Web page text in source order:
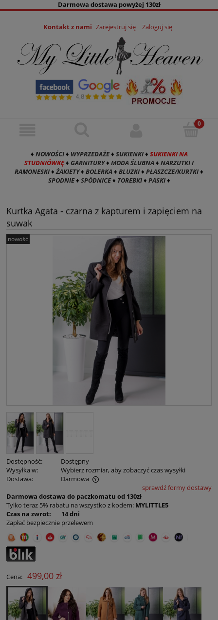
Darmowa dostawa powyżej 130zł
Kontakt z nami Zarejestruj się Zaloguj się
♦ NOWOŚCI♦ WYPRZEDAŻE♦ SUKIENKI♦ SUKIENKI NA
STUDNIÓWKĘ♦ GARNITURY♦ MODA ŚLUBNA♦ NARZUTKI I
RAMONESKI♦ŻAKIETY♦ BOLERKA♦ BLUZKI♦ PŁASZCZE/KURTKI♦
SPODNIE♦ SPÓDNICE♦ TOREBKI♦ PASKI♦
Kurtka Agata - czarna z kapturem i zapięciem na
suwak
nowość
Dostępność:
Dostępny
Wysyłka w:
Wybierz rozmiar, aby zobaczyć czas wysyłki
Dostawa:
Darmowa
Cena nie zawiera ewentualnych kosztów płatnościsprawdź formy dostawy
Darmowa dostawa do paczkomatu od 130zł
Tylko teraz 5% rabatu na wszystko z kodem: MYLITTLE5
Czas na zwrot: 14 dni
Zapłać bezpiecznie przelewem
Cena: 499,00 zł